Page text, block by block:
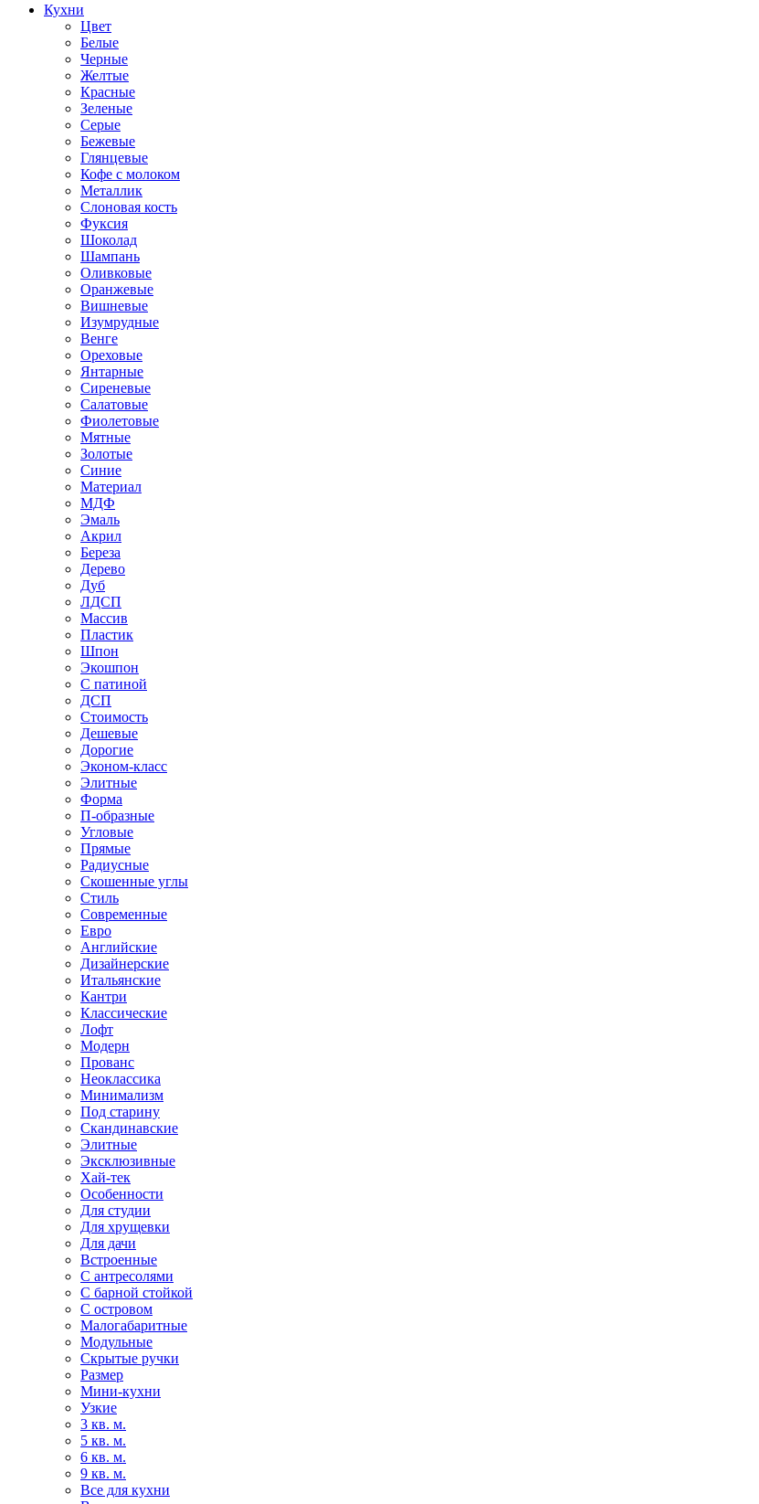
Кухни
Цвет
Белые
Черные
Желтые
Красные
Зеленые
Серые
Бежевые
Глянцевые
Кофе с молоком
Металлик
Слоновая кость
Фуксия
Шоколад
Шампань
Оливковые
Оранжевые
Вишневые
Изумрудные
Венге
Ореховые
Янтарные
Сиреневые
Салатовые
Фиолетовые
Мятные
Золотые
Синие
Материал
МДФ
Эмаль
Акрил
Береза
Дерево
Дуб
ЛДСП
Массив
Пластик
Шпон
Экошпон
С патиной
ДСП
Стоимость
Дешевые
Дорогие
Эконом-класс
Элитные
Форма
П-образные
Угловые
Прямые
Радиусные
Скошенные углы
Стиль
Современные
Евро
Английские
Дизайнерские
Итальянские
Кантри
Классические
Лофт
Модерн
Прованс
Неоклассика
Минимализм
Под старину
Скандинавские
Элитные
Эксклюзивные
Хай-тек
Особенности
Для студии
Для хрущевки
Для дачи
Встроенные
С антресолями
С барной стойкой
С островом
Малогабаритные
Модульные
Скрытые ручки
Размер
Мини-кухни
Узкие
3 кв. м.
5 кв. м.
6 кв. м.
9 кв. м.
Все для кухни